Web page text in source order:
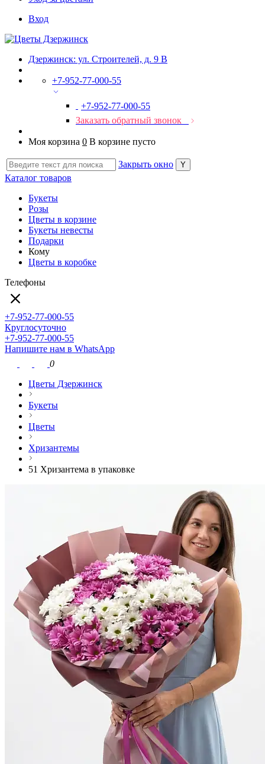
Вход
Дзержинск: ул. Строителей, д. 9 В
+7-952-77-000-55
+7-952-77-000-55
Заказать обратный звонок
Моя корзина 0 В корзине пусто
Закрыть окно
Каталог товаров
Букеты
Розы
Цветы в корзине
Букеты невесты
Подарки
Кому
Цветы в коробке
Телефоны
+7-952-77-000-55
Круглосуточно
+7-952-77-000-55
Напишите нам в WhatsApp
0
Цветы Дзержинск
Букеты
Цветы
Хризантемы
51 Хризантема в упаковке